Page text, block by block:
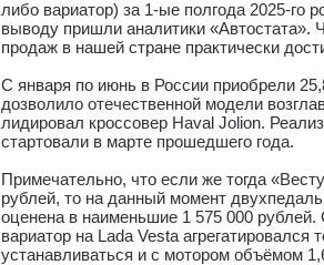
либо вариатор) за 1-ые полгода 2025-го
выводу пришли аналитики
продаж в нашей стране практически
С января по июнь в России приобрели
дозволило отечественной модели
лидировал кроссовер Haval Jolion.
стартовали в марте прошедшего года.
Примечательно, что если же тогда
рублей, то на данный момент
оценена в наименьшие 1 575 000
вариатор на Lada Vesta
устанавливаться и с мотором объёмом